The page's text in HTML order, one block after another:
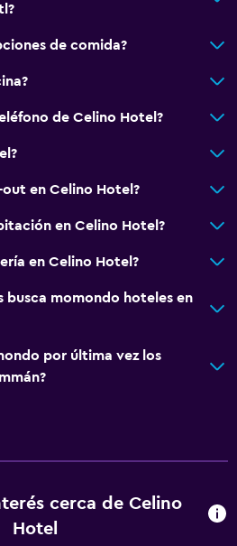
de comida?
de Celino Hotel?
out en Celino Hotel?
en Celino Hotel?
en Celino Hotel?
busca momondo hoteles en
por última vez los
cerca de Celino
Hotel